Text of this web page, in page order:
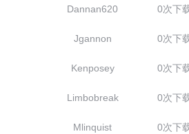
Dannan620 0次下
Jgannon 0次下
Kenposey 0次下
Limbobreak 0次下
Mlinquist 0次下